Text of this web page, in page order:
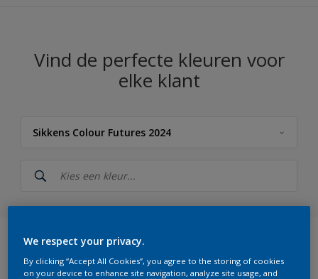
Vind de perfecte kleuren voor
elke klant
Sikkens Colour Futures 2024
Sikkens
Sikkens Modern Klassieke Kleuren
Filters
We respect your privacy.
By clicking “Accept All Cookies”, you agree to the storing of cookies
on your device to enhance site navigation, analyze site usage, and